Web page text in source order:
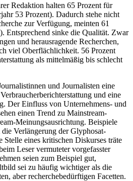
Redaktion halten 65 Prozent für
53 Prozent). Dadurch stehe nicht
zur Verfügung, meinten 61
Entsprechend sinke die Qualität. Zwar
und herausragende Recherchen,
viel Oberflächlichkeit. 56 Prozent
als mittelmäßig bis schlecht
und Journalisten eine
und eine
Der Einfluss von Unternehmens- und
einen Trend zu Mainstream-
Meinungsausrichtung. Beispiele
Verlängerung der Glyphosat-
eines kritischen Diskurses träte
Leser vermuteter vorgefasster
seien zum Beispiel gut,
sei zu häufig wichtiger als die
aber recherchebedürftigen Facetten.